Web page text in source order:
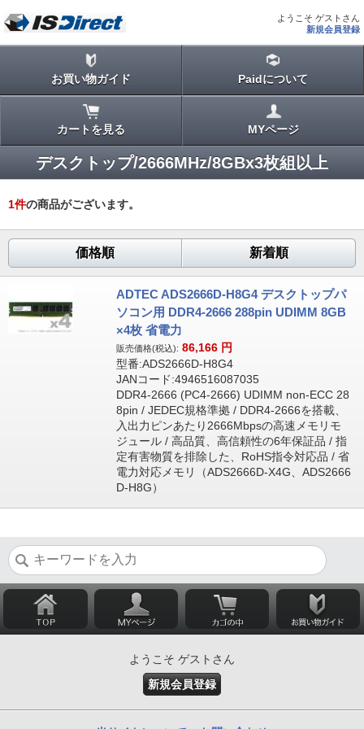
ようこそ ゲストさん
新規会員登録
お買い物ガイド Paidについて
カートを見る MYページ
デスクトップ/2666MHz/8GBx3枚組以上
1件の商品がございます。
価格順 新着順
ADTEC ADS2666D-H8G4 デスクトップパ
ソコン用 DDR4-2666 288pin UDIMM 8GB
×4枚 省電力
販売価格(税込): 86,166 円
型番:ADS2666D-H8G4
JANコード:4946516087035
DDR4-2666 (PC4-2666) UDIMM non-ECC 28
8pin / JEDEC規格準拠 / DDR4-2666を搭載、
入出力ピンあたり2666Mbpsの高速メモリモ
ジュール / 高品質、高信頼性の6年保証品 / 指
定有害物質を排除した、RoHS指令対応品 / 省
電力対応メモリ（ADS2666D-X4G、ADS2666
D-H8G）
ようこそ ゲストさん
新規会員登録